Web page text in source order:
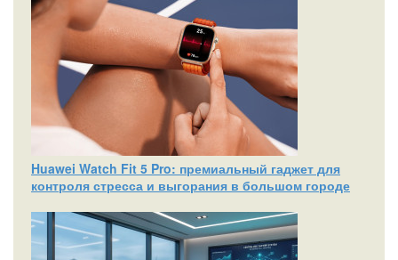
Huawei Watch Fit 5 Pro: премиальный гаджет для
контроля стресса и выгорания в большом городе